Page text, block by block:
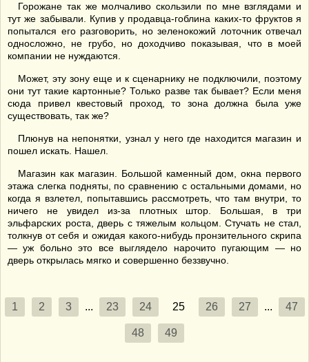
Горожане так же молчаливо скользили по мне взглядами и
тут же забывали. Купив у продавца-гоблина каких-то фруктов я
попытался его разговорить, но зеленокожий лоточник отвечал
односложно, не грубо, но доходчиво показывая, что в моей
компании не нуждаются.
Может, эту зону еще и к сценарнику не подключили, поэтому
они тут такие картонные? Только разве так бывает? Если меня
сюда привел квестовый проход, то зона должна была уже
существовать, так же?
Плюнув на непонятки, узнал у него где находится магазин и
пошел искать. Нашел.
Магазин как магазин. Большой каменный дом, окна первого
этажа слегка подняты, по сравнению с остальными домами, но
когда я взлетел, попытавшись рассмотреть, что там внутри, то
ничего не увидел из-за плотных штор. Большая, в три
эльфарских роста, дверь с тяжелым кольцом. Стучать не стал,
толкнув от себя и ожидая какого-нибудь пронзительного скрипа
— уж больно это все выглядело нарочито пугающим — но
дверь открылась мягко и совершенно беззвучно.
1 2 3 ... 23 24 25 26 27 ... 47
48 49